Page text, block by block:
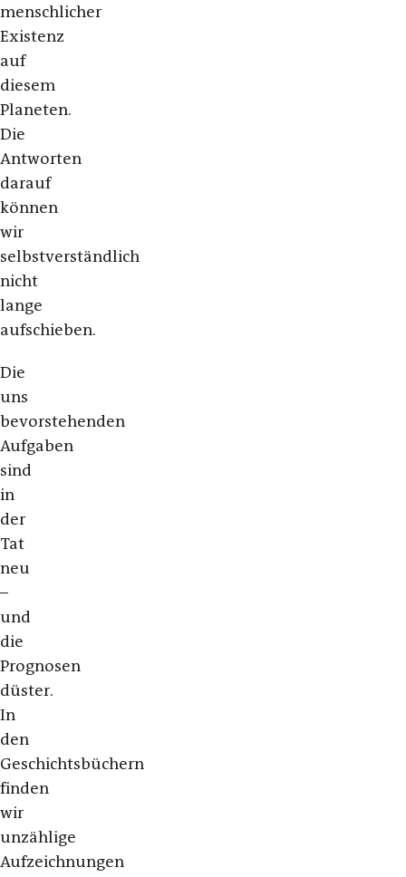
menschlicher
Existenz
auf
diesem
Planeten.
Die
Antworten
darauf
können
wir
selbstverständlich
nicht
lange
aufschieben.
Die
uns
bevorstehenden
Aufgaben
sind
in
der
Tat
neu
–
und
die
Prognosen
düster.
In
den
Geschichtsbüchern
finden
wir
unzählige
Aufzeichnungen